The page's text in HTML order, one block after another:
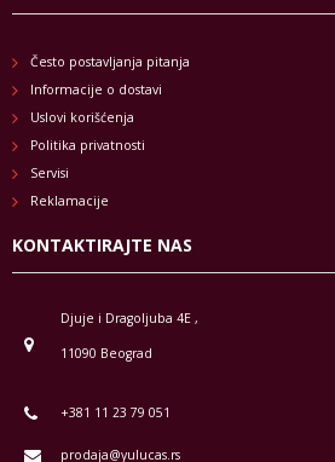
Često postavljanja pitanja
Informacije o dostavi
Uslovi korišćenja
Politika privatnosti
Servisi
Reklamacije
KONTAKTIRAJTE NAS
Djuje i Dragoljuba 4E ,
11090 Beograd
+381 11 23 79 051
prodaja@yulucas.rs